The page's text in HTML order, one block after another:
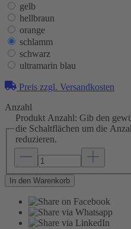
gelb
hellbraun
orange
schlamm
schwarz
ultramarin blau
Preis zzgl. Versandkosten
Anzahl
Produkt Anzahl: Gib den
die Schaltflächen um die
reduzieren.
In den Warenkorb